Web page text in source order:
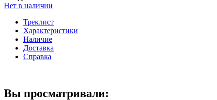
Нет в наличии
Треклист
Характеристики
Наличие
Доставка
Справка
Вы просматривали: